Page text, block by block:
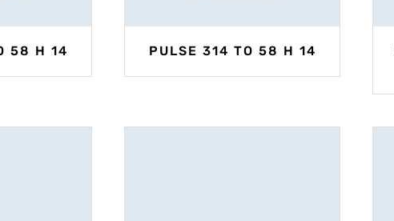
58 H 14 PULSE 314 TO 58 H 14